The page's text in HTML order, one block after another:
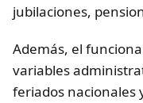
jubilaciones,
Además, el
variables
feriados nacionales